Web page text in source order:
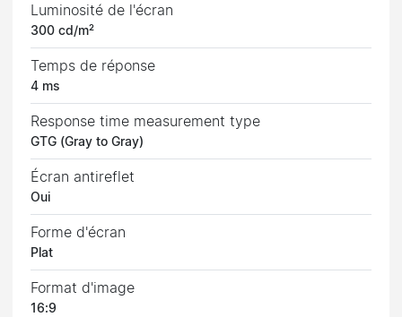
Luminosité de l'écran
300 cd/m²
Temps de réponse
4 ms
Response time measurement type
GTG (Gray to Gray)
Écran antireflet
Oui
Forme d'écran
Plat
Format d'image
16:9